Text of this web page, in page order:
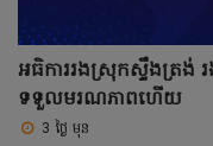
អធិការរងស្រុកស្ទឹងត្រង់
ទទួលមរណភាពហើយ
3 ថ្ងៃ មុន